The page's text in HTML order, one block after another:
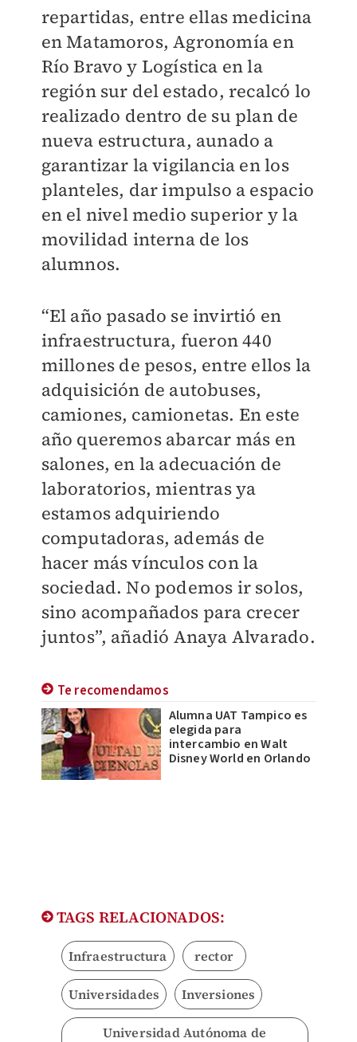
repartidas, entre ellas medicina
en Matamoros, Agronomía en
Río Bravo y Logística en la
región sur del estado, recalcó lo
realizado dentro de su plan de
nueva estructura, aunado a
garantizar la vigilancia en los
planteles, dar impulso a espacio
en el nivel medio superior y la
movilidad interna de los
alumnos.
“El año pasado se invirtió en
infraestructura, fueron 440
millones de pesos, entre ellos la
adquisición de autobuses,
camiones, camionetas. En este
año queremos abarcar más en
salones, en la adecuación de
laboratorios, mientras ya
estamos adquiriendo
computadoras, además de
hacer más vínculos con la
sociedad. No podemos ir solos,
sino acompañados para crecer
juntos”, añadió Anaya Alvarado.
Te recomendamos
Alumna UAT Tampico es
elegida para
intercambio en Walt
Disney World en Orlando
TAGS RELACIONADOS:
Infraestructura rector
Universidades Inversiones
Universidad Autónoma de